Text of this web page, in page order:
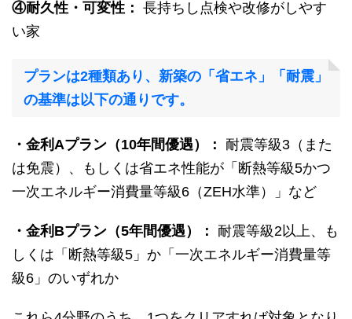
④耐久性・可変性： 長持ちし点検や改修がしやす
い家
プランは2種類あり、新築の「省エネ」「耐震」
の基準は以下の通りです。
・金利Aプラン（10年間優遇）：
耐震等級3（また
は免震）、もしくは省エネ性能が「断熱等級5かつ
一次エネルギー消費量等級6（ZEH水準）」など
・金利Bプラン（5年間優遇）：
耐震等級2以上、も
しくは「断熱等級5」か「一次エネルギー消費量等
級6」のいずれか